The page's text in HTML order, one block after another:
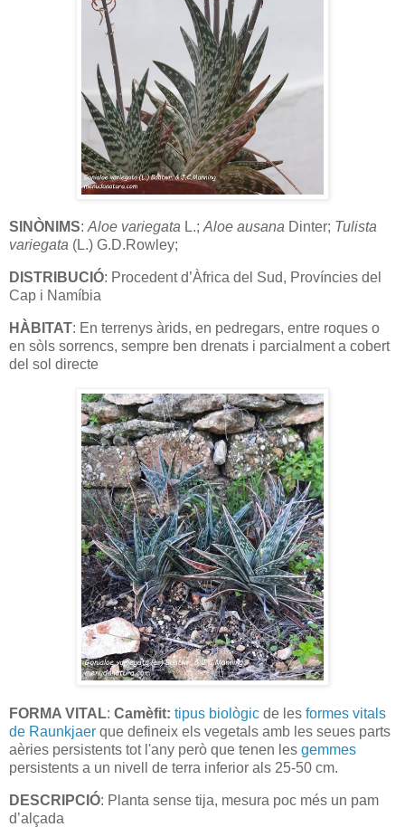
SINÒNIMS: Aloe variegata L.; Aloe ausana Dinter; Tulista
variegata (L.) G.D.Rowley;
DISTRIBUCIÓ: Procedent d’Àfrica del Sud, Províncies del
Cap i Namíbia
HÀBITAT: En terrenys àrids, en pedregars, entre roques o
en sòls sorrencs, sempre ben drenats i parcialment a cobert
del sol directe
FORMA VITAL: Camèfit: tipus biològic de les formes vitals
de Raunkjaer que defineix els vegetals amb les seues parts
aèries persistents tot l'any però que tenen les gemmes
persistents a un nivell de terra inferior als 25-50 cm.
DESCRIPCIÓ: Planta sense tija, mesura poc més un pam
d’alçada